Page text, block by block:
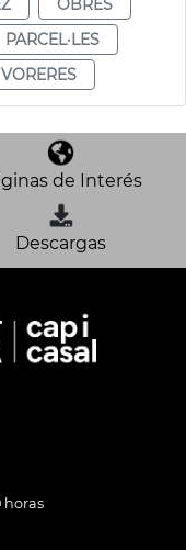
PARCEL·LES
VORERES
de Interés
Descargas
horas